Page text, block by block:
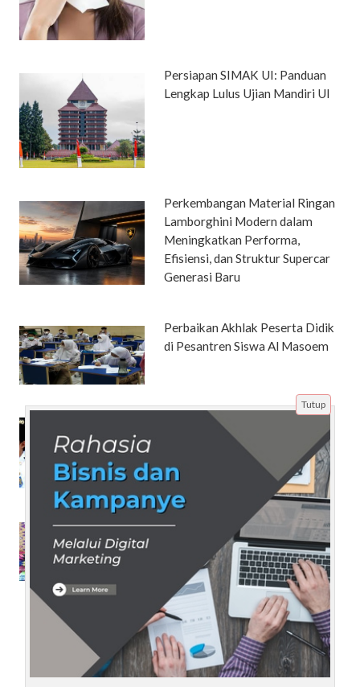
Persiapan SIMAK UI: Panduan
Lengkap Lulus Ujian Mandiri UI
Perkembangan Material Ringan
Lamborghini Modern dalam
Meningkatkan Performa,
Efisiensi, dan Struktur Supercar
Generasi Baru
Perbaikan Akhlak Peserta Didik
di Pesantren Siswa Al Masoem
Tryout Online PKN STAN
Terpercaya: Panduan Lengkap
untuk Pemula Tanpa Bimbel
Kenali 9 Macam Kain Tenun
Nusantara yang Begitu Indah
Beranda Artikel Tentang Kami Disclaimer
Tutup